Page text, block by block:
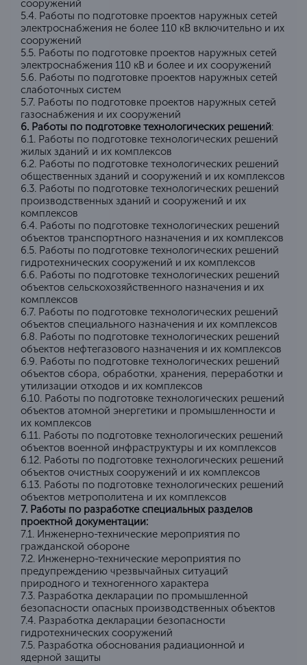
сооружений
5.4. Работы по подготовке проектов наружных сетей
электроснабжения не более 110 кВ включительно и их
сооружений
5.5. Работы по подготовке проектов наружных сетей
электроснабжения 110 кВ и более и их сооружений
5.6. Работы по подготовке проектов наружных сетей
слаботочных систем
5.7. Работы по подготовке проектов наружных сетей
газоснабжения и их сооружений
6. Работы по подготовке технологических решений:
6.1. Работы по подготовке технологических решений
жилых зданий и их комплексов
6.2. Работы по подготовке технологических решений
общественных зданий и сооружений и их комплексов
6.3. Работы по подготовке технологических решений
производственных зданий и сооружений и их
комплексов
6.4. Работы по подготовке технологических решений
объектов транспортного назначения и их комплексов
6.5. Работы по подготовке технологических решений
гидротехнических сооружений и их комплексов
6.6. Работы по подготовке технологических решений
объектов сельскохозяйственного назначения и их
комплексов
6.7. Работы по подготовке технологических решений
объектов специального назначения и их комплексов
6.8. Работы по подготовке технологических решений
объектов нефтегазового назначения и их комплексов
6.9. Работы по подготовке технологических решений
объектов сбора, обработки, хранения, переработки и
утилизации отходов и их комплексов
6.10. Работы по подготовке технологических решений
объектов атомной энергетики и промышленности и
их комплексов
6.11. Работы по подготовке технологических решений
объектов военной инфраструктуры и их комплексов
6.12. Работы по подготовке технологических решений
объектов очистных сооружений и их комплексов
6.13. Работы по подготовке технологических решений
объектов метрополитена и их комплексов
7. Работы по разработке специальных разделов
проектной документации:
7.1. Инженерно-технические мероприятия по
гражданской обороне
7.2. Инженерно-технические мероприятия по
предупреждению чрезвычайных ситуаций
природного и техногенного характера
7.3. Разработка декларации по промышленной
безопасности опасных производственных объектов
7.4. Разработка декларации безопасности
гидротехнических сооружений
7.5. Разработка обоснования радиационной и
ядерной защиты